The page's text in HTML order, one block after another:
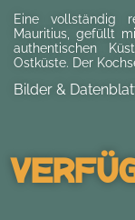
Eine vollständig
Mauritius, gefüllt
authentischen
Ostküste. Der
Bilder &